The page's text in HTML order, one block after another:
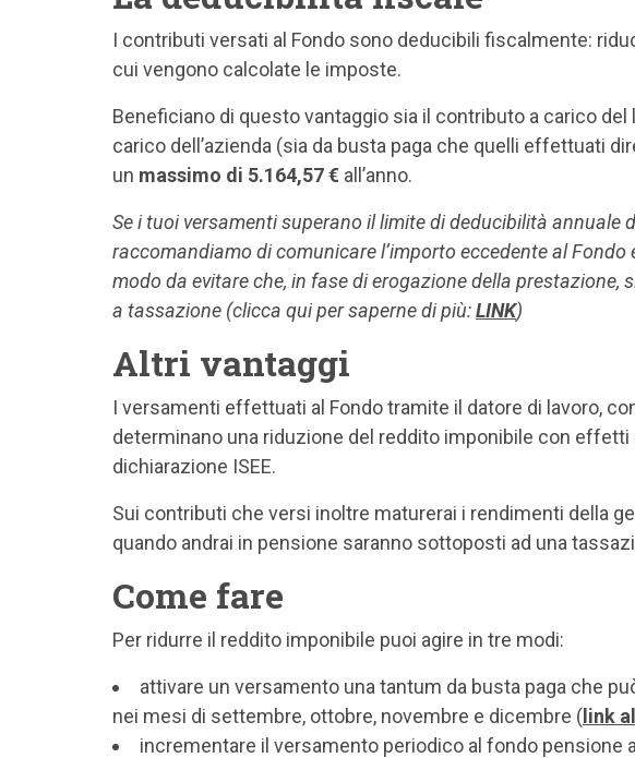
I contributi versati al Fondo sono deducibili fiscalmente:
cui vengono calcolate le imposte.
Beneficiano di questo vantaggio sia il contributo a carico del
carico dell’azienda (sia da busta paga che quelli effettuati
un massimo di 5.164,57 € all’anno.
Se i tuoi versamenti superano il limite di deducibilità annuale
raccomandiamo di comunicare l’importo eccedente al Fondo
modo da evitare che, in fase di erogazione della prestazione,
a tassazione (clicca qui per saperne di più:LINK)
Altri vantaggi
I versamenti effettuati al Fondo tramite il datore di lavoro,
determinano una riduzione del reddito imponibile con effetti
dichiarazione ISEE.
Sui contributi che versi inoltre maturerai i rendimenti della
quando andrai in pensione saranno sottoposti ad una
Come fare
Per ridurre il reddito imponibile puoi agire in tre modi:
attivare un versamento una tantum da busta paga che
nei mesi di settembre, ottobre, novembre e dicembre ( link
incrementare il versamento periodico al fondo pensione